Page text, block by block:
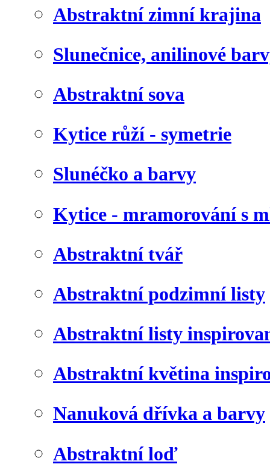
Abstraktní zimní krajina
Slunečnice, anilinové
Abstraktní sova
Kytice růží - symetrie
Slunéčko a barvy
Kytice - mramorování s
Abstraktní tvář
Abstraktní podzimní listy
Abstraktní listy
Abstraktní květina
Nanuková dřívka a barvy
Abstraktní loď